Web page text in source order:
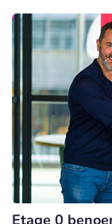
Etage 0